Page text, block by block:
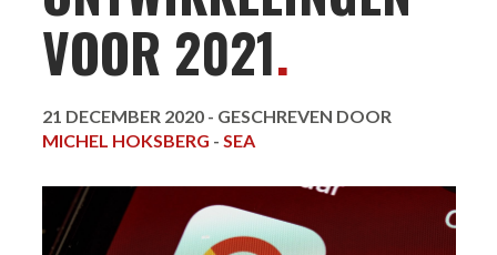
VOOR 2021.
21 DECEMBER 2020 - GESCHREVEN DOOR
MICHEL HOKSBERG - SEA